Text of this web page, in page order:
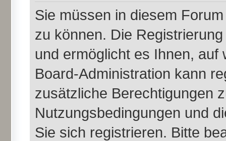
Sie müssen in diesem
zu können. Die
und ermöglicht es Ihnen,
Board-Administration kann
zusätzliche Berechtigungen
Nutzungsbedingungen und
Sie sich registrieren. Bitte